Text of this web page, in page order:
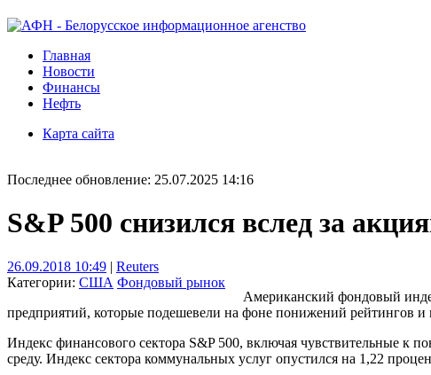
Главная
Новости
Финансы
Нефть
Карта сайта
Последнее обновление: 25.07.2025 14:16
S&P 500 снизился вслед за
26.09.2018 10:49 | Reuters
Категории: США Фондовый рынок
Американский фондовый
предприятий, которые подешевели на фоне понижений рейтингов
Индекс финансового сектора S&P 500, включая чувствительные к
среду. Индекс сектора коммунальных услуг опустился на 1,22